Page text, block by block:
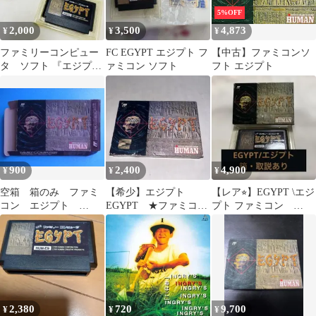
¥2,000
ファミリーコンピュー
タ ソフト 『エジプ
¥3,500
FC EGYPT エジプト フ
ァミコン ソフト
5%OFF
¥4,873
【中古】ファミコンソ
フト エジプト
¥900
空箱 箱のみ ファミ
コン エジプト
EGYPT 1991年 ヒュ
ーマン
¥2,400
【希少】エジプト
EGYPT ★ファミコン
★ ☆
¥4,900
【レア⭐︎】EGYPT \エジ
プト ファミコン
HUMAN 箱・取扱説明
書あります
¥2,380 ¥720 ¥9,700